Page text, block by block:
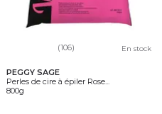
(106) En stock
PEGGY SAGE
Perles de cire à épiler Rose...
800g